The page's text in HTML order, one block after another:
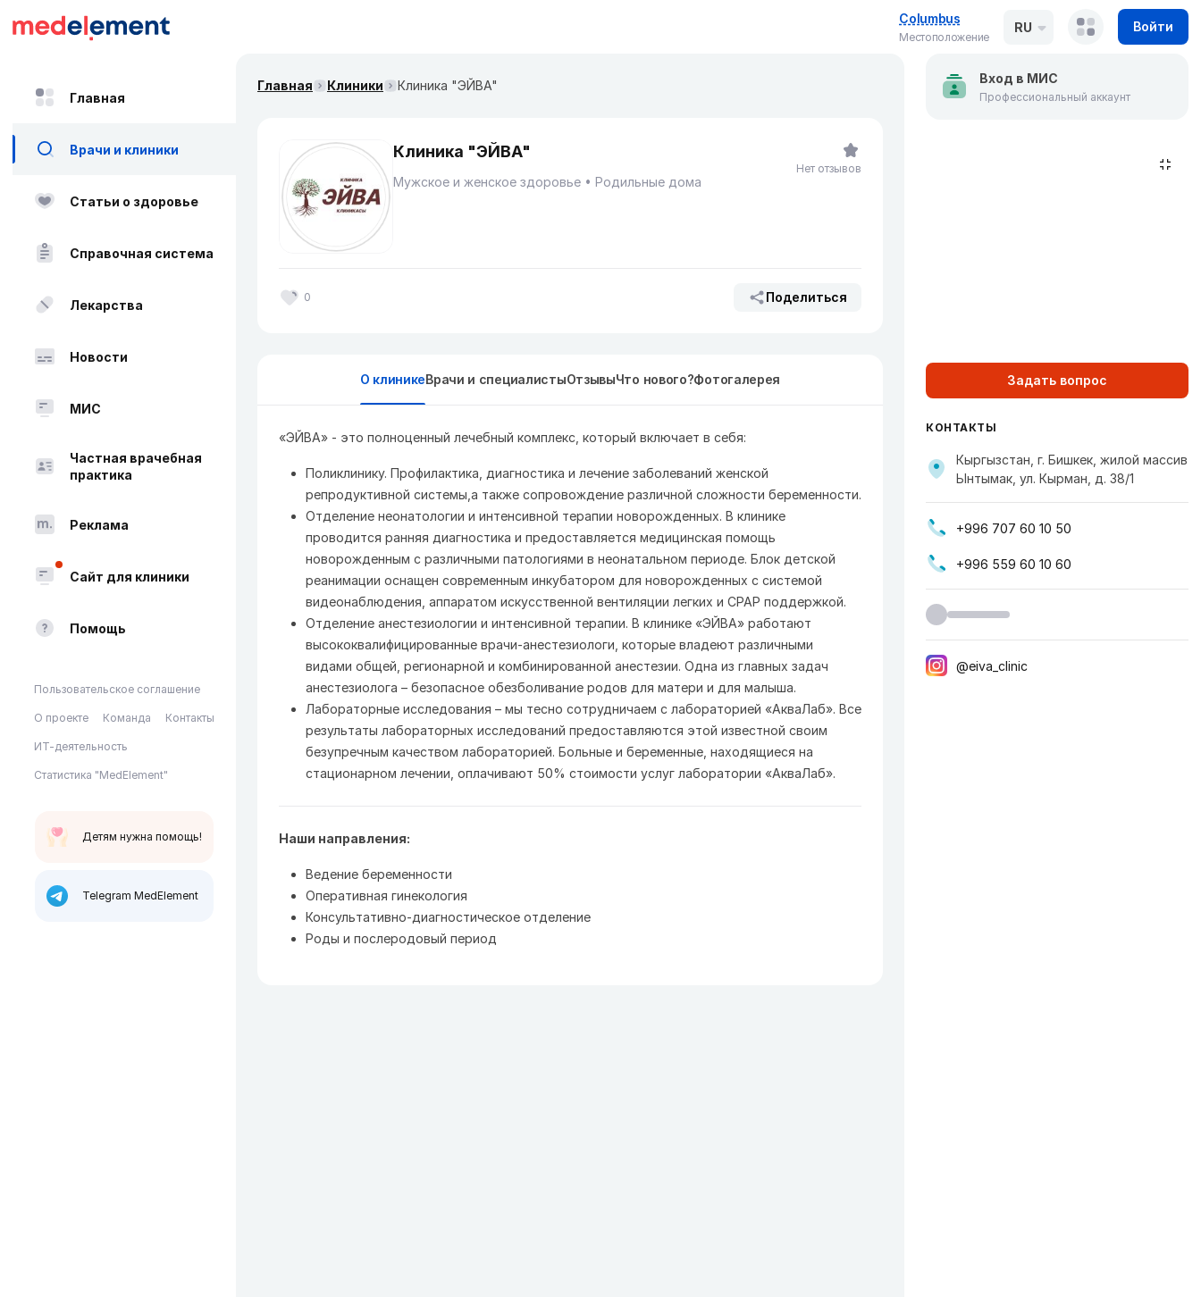
Columbus
Местоположение
RU Войти
Главная
Врачи и клиники
Статьи о здоровье
Справочная система
Лекарства
Новости
МИС
Частная врачебная
практика
Реклама
Сайт для клиники
Помощь
Пользовательское соглашение
О проекте Команда Контакты
ИТ-деятельность
Статистика "MedElement"
Детям нужна помощь!
Telegram MedElement
Главная Клиники Клиника "ЭЙВА"
Клиника "ЭЙВА"
Мужское и женское здоровье Родильные дома
0 Поделиться
Нет отзывов
О клиникеВрачи и специалистыОтзывыЧто нового?Фотогалерея
«ЭЙВА» - это полноценный лечебный комплекс, который включает в себя:
Поликлинику. Профилактика, диагностика и лечение заболеваний женской
репродуктивной системы,а также сопровождение различной сложности беременности.
Отделение неонатологии и интенсивной терапии новорожденных. В клинике
проводится ранняя диагностика и предоставляется медицинская помощь
новорожденным с различными патологиями в неонатальном периоде. Блок детской
реанимации оснащен современным инкубатором для новорожденных с системой
видеонаблюдения, аппаратом искусственной вентиляции легких и СPAP поддержкой.
Отделение анестезиологии и интенсивной терапии. В клинике «ЭЙВА» работают
высококвалифицированные врачи-анестезиологи, которые владеют различными
видами общей, регионарной и комбинированной анестезии. Одна из главных задач
анестезиолога – безопасное обезболивание родов для матери и для малыша.
Лабораторные исследования – мы тесно сотрудничаем с лабораторией «АкваЛаб». Все
результаты лабораторных исследований предоставляются этой известной своим
безупречным качеством лабораторией. Больные и беременные, находящиеся на
стационарном лечении, оплачивают 50% стоимости услуг лаборатории «АкваЛаб».
Наши направления:
Ведение беременности
Оперативная гинекология
Консультативно-диагностическое отделение
Роды и послеродовый период
Вход в МИС
Профессиональный аккаунт
Задать вопрос
КОНТАКТЫ
Кыргызстан, г. Бишкек, жилой массив
Ынтымак, ул. Кырман, д. 38/1​
+996 707 60 10 50
+996 559 60 10 60
@eiva_clinic